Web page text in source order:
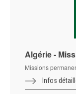
Algérie -
Missions
Infos